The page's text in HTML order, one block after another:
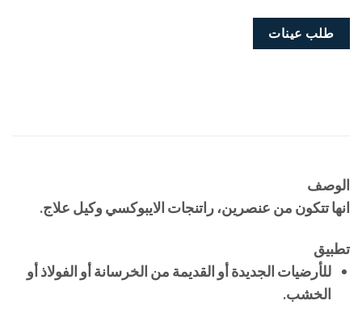
طلب عينات
الوصف
انها تتكون من عنصرين، راتنجات الايبوكسي وكيل علاج.
تطبيق
للأرضيات الجديدة أو القديمة من الخرسانة أو الفولاذ أو
الخشب.